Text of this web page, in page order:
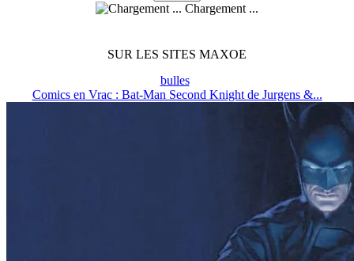
Chargement ...
SUR LES SITES MAXOE
bulles
Comics en Vrac : Bat-Man Second Knight de Jurgens &...